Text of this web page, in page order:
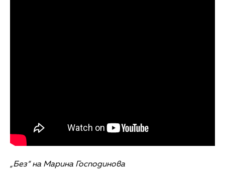
„Без“ на Марина Господинова